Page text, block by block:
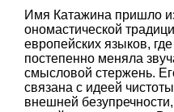
Имя Катажина пришло
ономастической
европейских языков,
постепенно меняла
смысловой стержень.
связана с идеей
внешней